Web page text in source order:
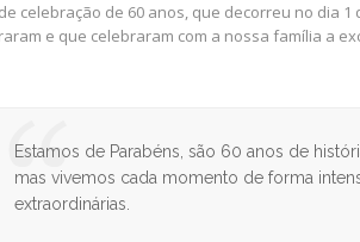
celebração de 60 anos, que decorreu no dia
e que celebraram com a nossa família a
Estamos de Parabéns, são 60 anos de
mas vivemos cada momento de forma
extraordinárias.